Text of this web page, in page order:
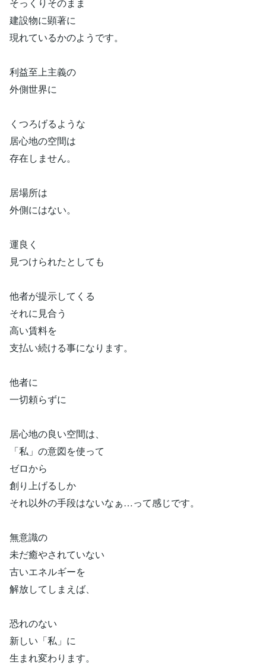
建設物に顕著に
現れているかのようです。
利益至上主義の
外側世界に
くつろげるような
居心地の空間は
存在しません。
居場所は
外側にはない。
運良く
見つけられたとしても
他者が提示してくる
それに見合う
高い賃料を
支払い続ける事になります。
他者に
一切頼らずに
居心地の良い空間は、
「私」の意図を使って
ゼロから
創り上げるしか
それ以外の手段はないなぁ…って感じです。
無意識の
未だ癒やされていない
古いエネルギーを
解放してしまえば、
恐れのない
新しい「私」に
生まれ変わります。